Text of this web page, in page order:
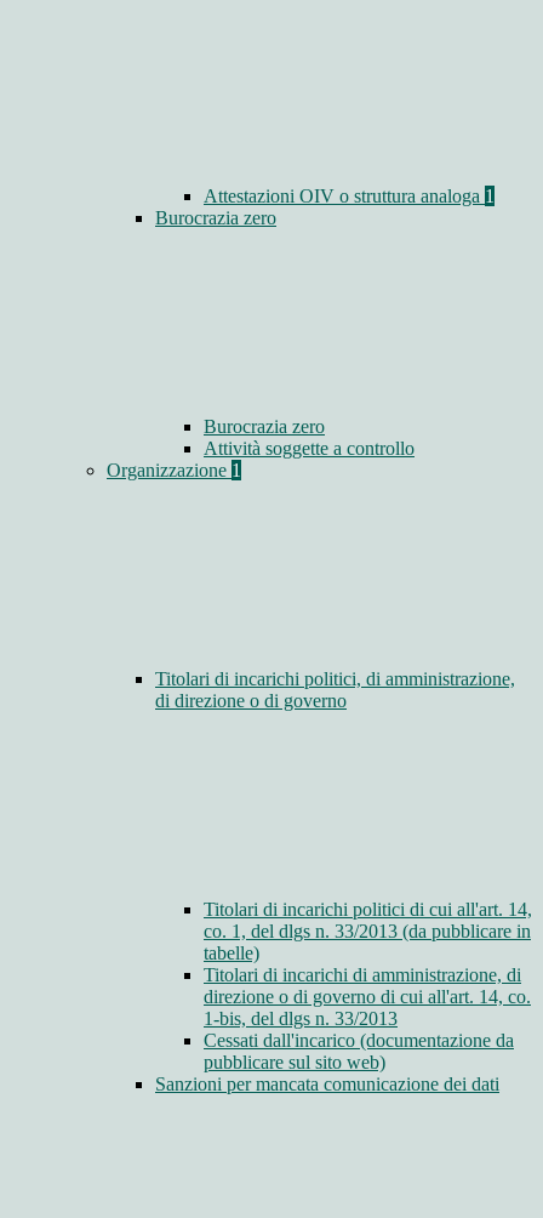
Attestazioni OIV o struttura analoga 1
Burocrazia zero
Burocrazia zero
Attività soggette a controllo
Organizzazione 1
Titolari di incarichi politici, di amministrazione,
di direzione o di governo
Titolari di incarichi politici di cui all'art. 14,
co. 1, del dlgs n. 33/2013 (da pubblicare in
tabelle)
Titolari di incarichi di amministrazione, di
direzione o di governo di cui all'art. 14, co.
1-bis, del dlgs n. 33/2013
Cessati dall'incarico (documentazione da
pubblicare sul sito web)
Sanzioni per mancata comunicazione dei dati